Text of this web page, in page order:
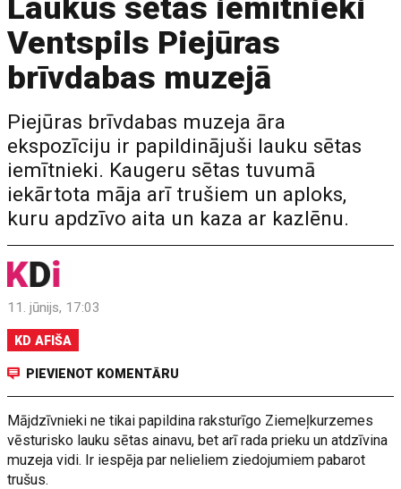
Laukus sētas iemītnieki
Ventspils Piejūras
brīvdabas muzejā
Piejūras brīvdabas muzeja āra
ekspozīciju ir papildinājuši lauku sētas
iemītnieki. Kaugeru sētas tuvumā
iekārtota māja arī trušiem un aploks,
kuru apdzīvo aita un kaza ar kazlēnu.
11. jūnijs, 17:03
KD AFIŠA
PIEVIENOT KOMENTĀRU
Mājdzīvnieki ne tikai papildina raksturīgo Ziemeļkurzemes
vēsturisko lauku sētas ainavu, bet arī rada prieku un atdzīvina
muzeja vidi. Ir iespēja par nelieliem ziedojumiem pabarot
trušus.